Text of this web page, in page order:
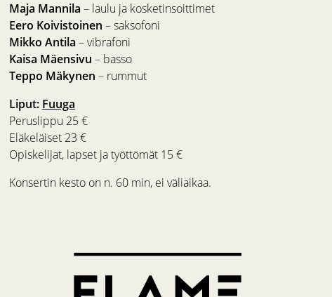
Maja Mannila – laulu ja kosketinsoittimet
Eero Koivistoinen – saksofoni
Mikko Antila – vibrafoni
Kaisa Mäensivu – basso
Teppo Mäkynen – rummut
Liput: Fuuga
Peruslippu 25 €
Eläkeläiset 23 €
Opiskelijat, lapset ja työttömät 15 €
Konsertin kesto on n. 60 min, ei väliaikaa.